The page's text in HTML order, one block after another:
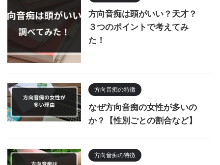
方向音痴は頭がいい？天才？
３つのポイントで考えてみ
た！
方向音痴の特徴
なぜ方向音痴の女性が多いの
か？【性別ごとの割合など】
方向音痴の特徴